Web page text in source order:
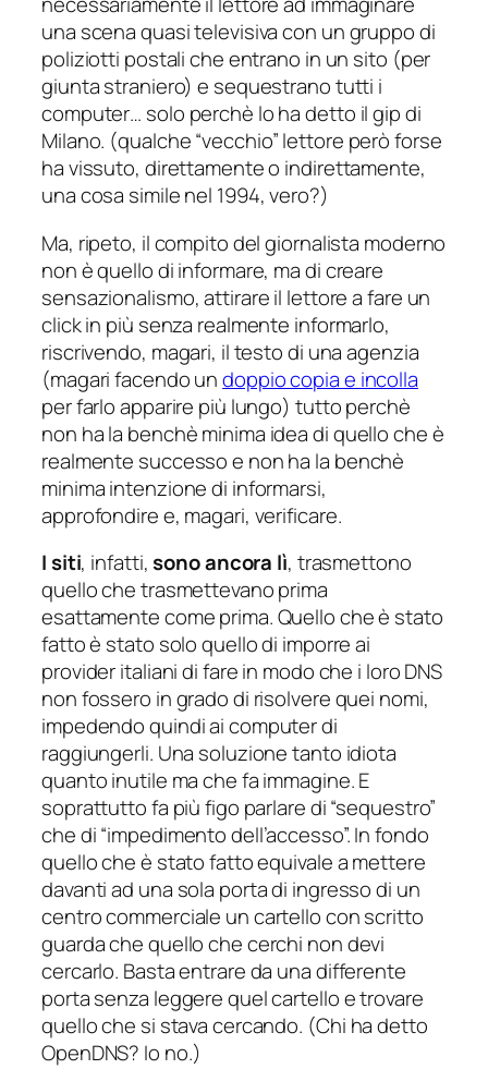
una scena quasi televisiva con un gruppo di
poliziotti postali che entrano in un sito (per
giunta straniero) e sequestrano tutti i
computer… solo perchè lo ha detto il gip di
Milano. (qualche “vecchio” lettore però forse
ha vissuto, direttamente o indirettamente,
una cosa simile nel 1994, vero?)
Ma, ripeto, il compito del giornalista moderno
non è quello di informare, ma di creare
sensazionalismo, attirare il lettore a fare un
click in più senza realmente informarlo,
riscrivendo, magari, il testo di una agenzia
(magari facendo undoppio copia e incolla
per farlo apparire più lungo) tutto perchè
non ha la benchè minima idea di quello che è
realmente successo e non ha la benchè
minima intenzione di informarsi,
approfondire e, magari, verificare.
I siti, infatti,sono ancora lì, trasmettono
quello che trasmettevano prima
esattamente come prima. Quello che è stato
fatto è stato solo quello di imporre ai
provider italiani di fare in modo che i loro DNS
non fossero in grado di risolvere quei nomi,
impedendo quindi ai computer di
raggiungerli. Una soluzione tanto idiota
quanto inutile ma che fa immagine. E
soprattutto fa più figo parlare di “sequestro”
che di “impedimento dell’accesso”. In fondo
quello che è stato fatto equivale a mettere
davanti ad una sola porta di ingresso di un
centro commerciale un cartello con scritto
guarda che quello che cerchi non devi
cercarlo. Basta entrare da una differente
porta senza leggere quel cartello e trovare
quello che si stava cercando. (Chi ha detto
OpenDNS? Io no.)